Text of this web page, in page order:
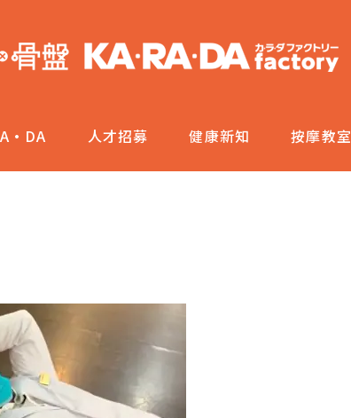
人才招募 健康新知 按摩教室